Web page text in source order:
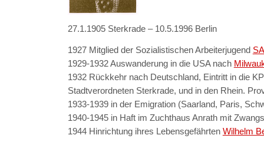
27.1.1905 Sterkrade – 10.5.1996 Berlin
1927 Mitglied der Sozialistischen Arbeiterjugend
1929-1932 Auswanderung in die USA nach
1932 Rückkehr nach Deutschland, Eintritt in die
Stadtverordneten Sterkrade, und in den Rhein.
1933-1939 in der Emigration (Saarland, Paris,
1940-1945 in Haft im Zuchthaus Anrath mit
1944 Hinrichtung ihres Lebensgefährten Wilhelm